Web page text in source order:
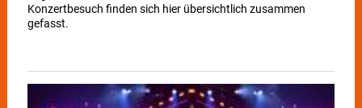
Konzertbesuch finden sich hier übersichtlich zusammen
gefasst.